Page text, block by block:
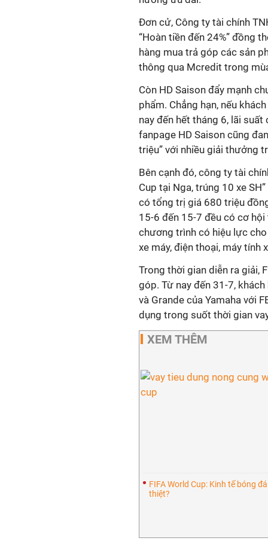
Đơn cử, Công ty tài chính
“Hoàn tiền đến 24%” đồng
hàng mua trả góp các sản
thông qua Mcredit trong
Còn HD Saison đẩy mạnh
phẩm. Chẳng hạn, nếu
nay đến hết tháng 6, lãi
fanpage HD Saison cũng
triệu” với nhiều giải thưởng
Bên cạnh đó, công ty tài
Cup tại Nga, trúng 10 xe
có tổng trị giá 680 triệu
15-6 đến 15-7 đều có cơ
chương trình có hiệu lực
xe máy, điện thoại, máy tính
Trong thời gian diễn ra giải,
góp. Từ nay đến 31-7,
và Grande của Yamaha với
dụng trong suốt thời gian
XEM THÊM
FIFA World Cup: Kinh tế bóng
thiệt?